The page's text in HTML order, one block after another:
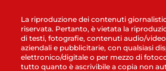
La riproduzione dei contenuti
riservata. Pertanto, è vietata la
di testi, fotografie, contenuti audio/
aziendali e pubblicitarie, con qualsiasi
elettronico/digitale o per mezzo di
tutto quanto è ascrivibile a copia non